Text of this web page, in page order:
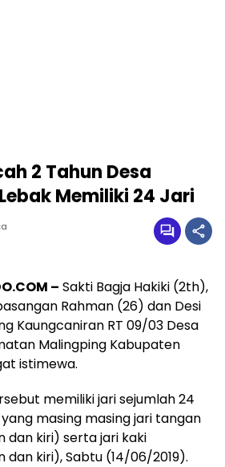
2 Tahun Desa
Memiliki 24 Jari
– Sakti Bagja Hakiki (2th),
Rahman (26) dan Desi
Kaungcaniran RT 09/03 Desa
Malingping Kabupaten
istimewa.
memiliki jari sejumlah 24
masing masing jari tangan
dan kiri) serta jari kaki
dan kiri), Sabtu (14/06/2019).